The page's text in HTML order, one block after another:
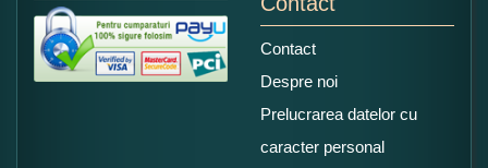
Contact
Despre noi
Prelucrarea datelor cu
caracter personal